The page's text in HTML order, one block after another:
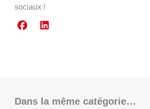
sociaux !
Dans la même catégorie…